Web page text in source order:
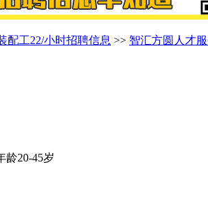
配工22/小时招聘信息 >> 智汇方圆人才
龄20-45岁